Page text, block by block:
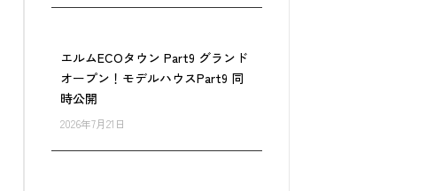
エルムECOタウン Part9 グランド
オープン！モデルハウスPart9 同
時公開
2026年7月21日